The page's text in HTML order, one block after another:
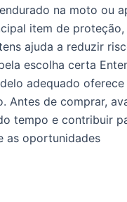
na moto ou
item de
ajuda a reduzir
escolha certa
adequado
Antes de comprar,
tempo e contribuir
as oportunidades